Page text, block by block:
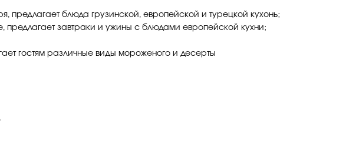
блюда грузинской, европейской и турецкой кухонь;
завтраки и ужины с блюдами европейской кухни;
гостям различные виды мороженого и десерты